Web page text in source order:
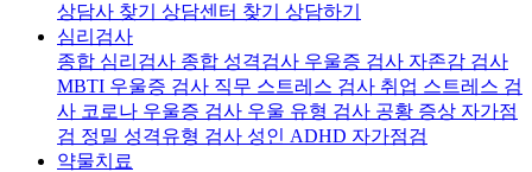
상담사 찾기 상담센터 찾기 상담하기
심리검사
종합 심리검사 종합 성격검사 우울증 검사 자존감 검사
MBTI 우울증 검사 직무 스트레스 검사 취업 스트레스 검
사 코로나 우울증 검사 우울 유형 검사 공황 증상 자가점
검 정밀 성격유형 검사 성인 ADHD 자가점검
약물치료